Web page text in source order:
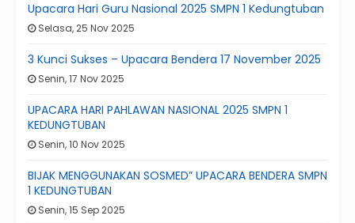
Upacara Hari Guru Nasional 2025 SMPN 1 Kedungtuban
Selasa, 25 Nov 2025
3 Kunci Sukses – Upacara Bendera 17 November 2025
Senin, 17 Nov 2025
UPACARA HARI PAHLAWAN NASIONAL 2025 SMPN 1
KEDUNGTUBAN
Senin, 10 Nov 2025
BIJAK MENGGUNAKAN SOSMED” UPACARA BENDERA SMPN
1 KEDUNGTUBAN
Senin, 15 Sep 2025